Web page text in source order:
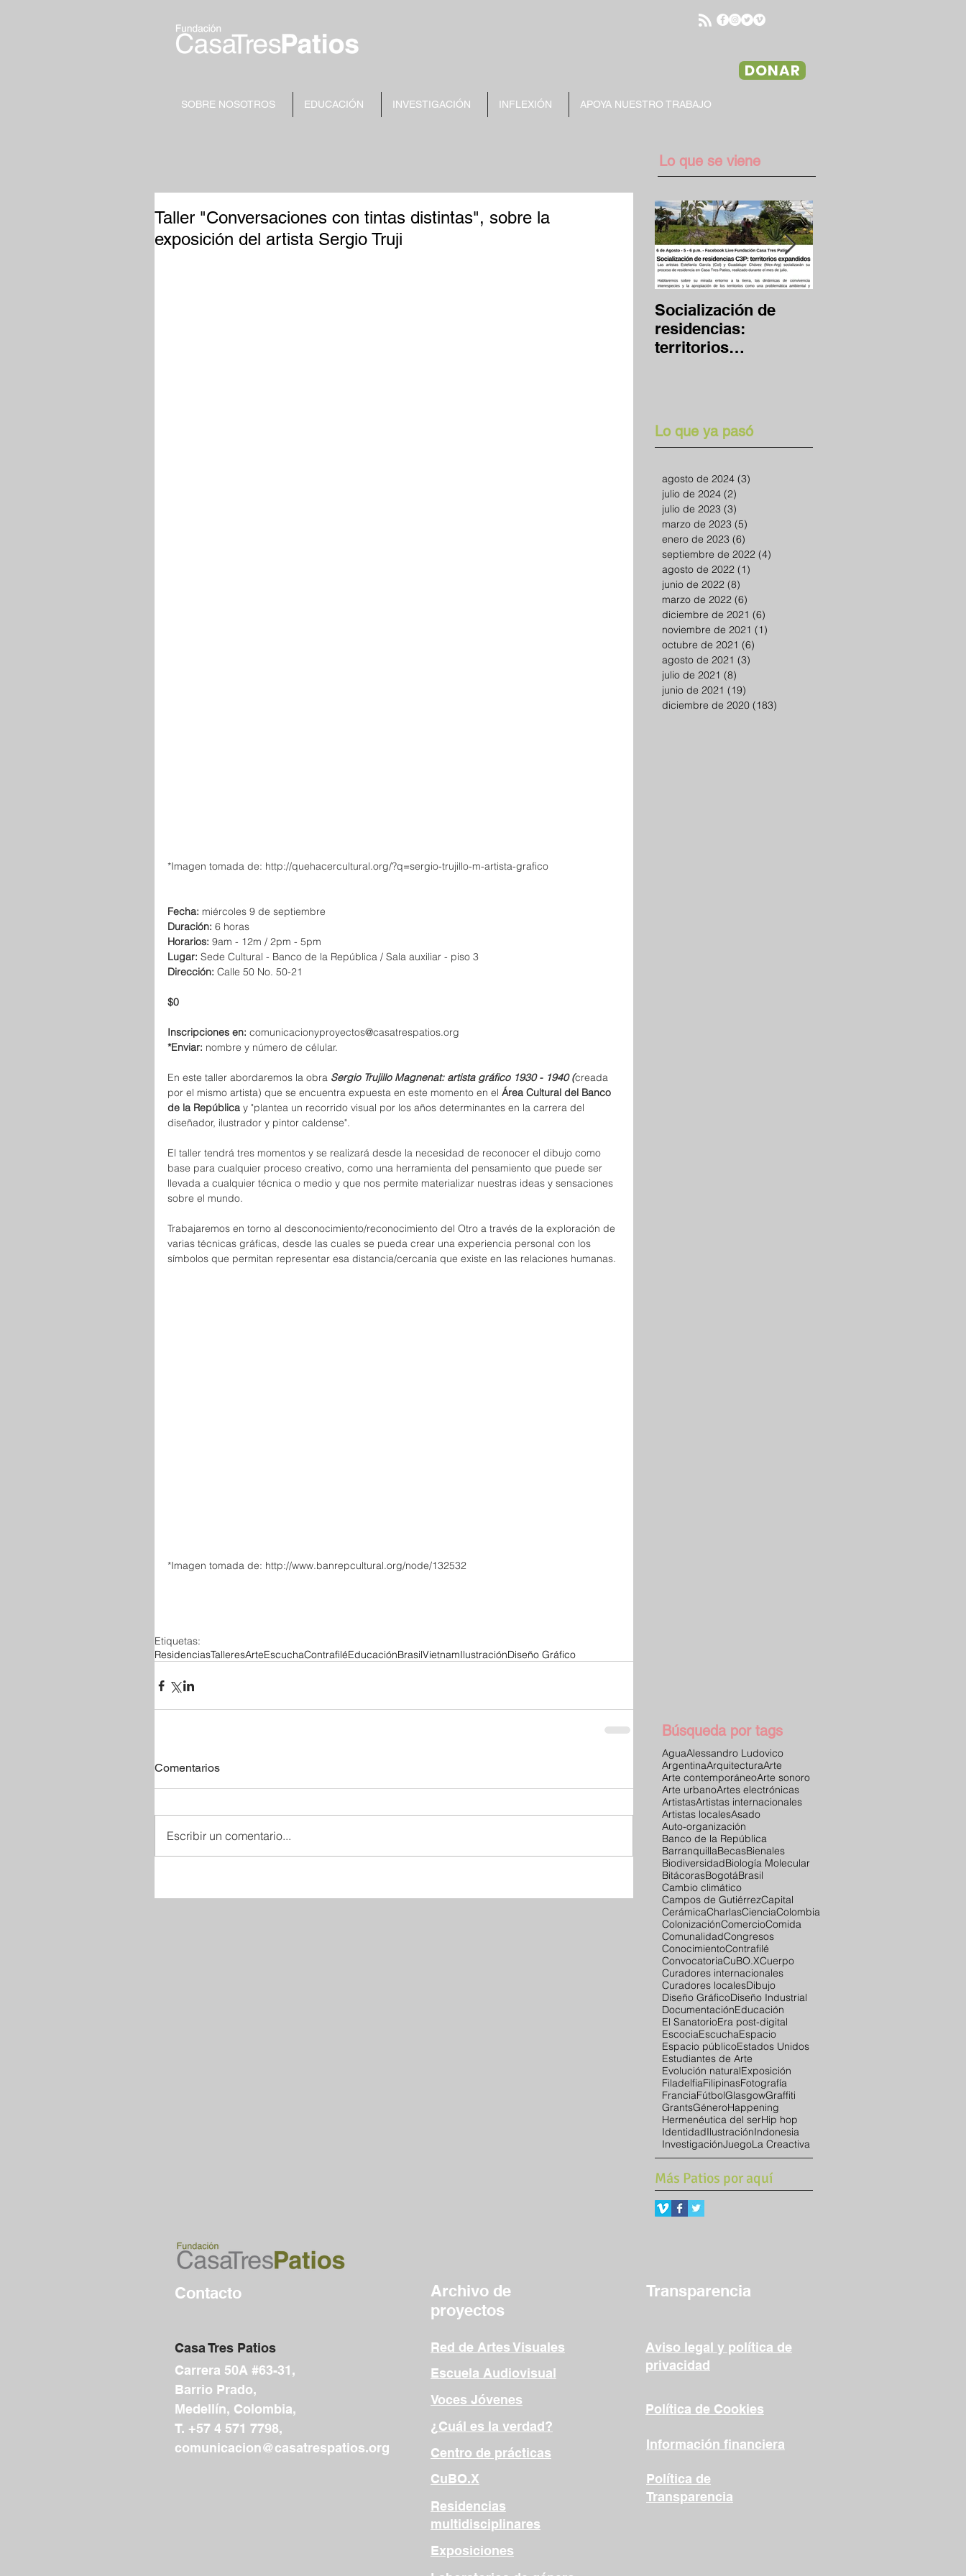
DONAR
SOBRE NOSOTROS EDUCACIÓN INVESTIGACIÓN INFLEXIÓN APOYA NUESTRO TRABAJO
Lo que se viene
Taller "Conversaciones con tintas distintas", sobre la
exposición del artista Sergio Truji
*Imagen tomada de: http://quehacercultural.org/?q=sergio-trujillo-m-artista-grafico
Fecha: miércoles 9 de septiembre
Duración: 6 horas
Horarios: 9am - 12m / 2pm - 5pm
Lugar: Sede Cultural - Banco de la República / Sala auxiliar - piso 3
Dirección: Calle 50 No. 50-21
$0
Inscripciones en: comunicacionyproyectos@casatrespatios.org
*Enviar: nombre y número de célular.
En este taller abordaremos la obra Sergio Trujillo Magnenat: artista gráfico 1930 - 1940 (creada
por el mismo artista) que se encuentra expuesta en este momento en el Área Cultural del Banco
de la República y "plantea un recorrido visual por los años determinantes en la carrera del
diseñador, ilustrador y pintor caldense".
El taller tendrá tres momentos y se realizará desde la necesidad de reconocer el dibujo como
base para cualquier proceso creativo, como una herramienta del pensamiento que puede ser
llevada a cualquier técnica o medio y que nos permite materializar nuestras ideas y sensaciones
sobre el mundo.
Trabajaremos en torno al desconocimiento/reconocimiento del Otro a través de la exploración de
varias técnicas gráficas, desde las cuales se pueda crear una experiencia personal con los
símbolos que permitan representar esa distancia/cercanía que existe en las relaciones humanas.
*Imagen tomada de: http://www.banrepcultural.org/node/132532
Etiquetas:
ResidenciasTalleresArteEscuchaContrafiléEducaciónBrasilVietnamIlustraciónDiseño Gráfico
Comentarios
Escribir un comentario...
Socialización de
residencias:
territorios
Lo que ya pasó
agosto de 2024 (3)
julio de 2024 (2)
julio de 2023 (3)
marzo de 2023 (5)
enero de 2023 (6)
septiembre de 2022 (4)
agosto de 2022 (1)
junio de 2022 (8)
marzo de 2022 (6)
diciembre de 2021 (6)
noviembre de 2021 (1)
octubre de 2021 (6)
agosto de 2021 (3)
julio de 2021 (8)
junio de 2021 (19)
diciembre de 2020 (183)
Búsqueda por tags
AguaAlessandro Ludovico
ArgentinaArquitecturaArte
Arte contemporáneoArte sonoro
Arte urbanoArtes electrónicas
ArtistasArtistas internacionales
Artistas localesAsado
Auto-organización
Banco de la República
BarranquillaBecasBienales
BiodiversidadBiología Molecular
BitácorasBogotáBrasil
Cambio climático
Campos de GutiérrezCapital
CerámicaCharlasCienciaColombia
ColonizaciónComercioComida
ComunalidadCongresos
ConocimientoContrafilé
ConvocatoriaCuBO.XCuerpo
Curadores internacionales
Curadores localesDibujo
Diseño GráficoDiseño Industrial
DocumentaciónEducación
El SanatorioEra post-digital
EscociaEscuchaEspacio
Espacio públicoEstados Unidos
Estudiantes de Arte
Evolución naturalExposición
FiladelfiaFilipinasFotografía
FranciaFútbolGlasgowGraffiti
GrantsGéneroHappening
Hermenéutica del serHip hop
IdentidadIlustraciónIndonesia
InvestigaciónJuegoLa Creactiva
Más Patios por aquí
Contacto
Casa Tres Patios
Carrera 50A #63-31,
Barrio Prado,
Medellín, Colombia,
T. +57 4 571 7798,
comunicacion@casatrespatios.org
Archivo de
proyectos
Red de Artes Visuales
Escuela Audiovisual
Voces Jóvenes
¿Cuál es la verdad?
Centro de prácticas
CuBO.X
Residencias
multidisciplinares
Transparencia
Aviso legal y política de
privacidad
Política de Cookies
Información financiera
Política de
Transparencia
Exposiciones